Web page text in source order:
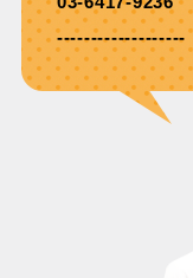
-------------------